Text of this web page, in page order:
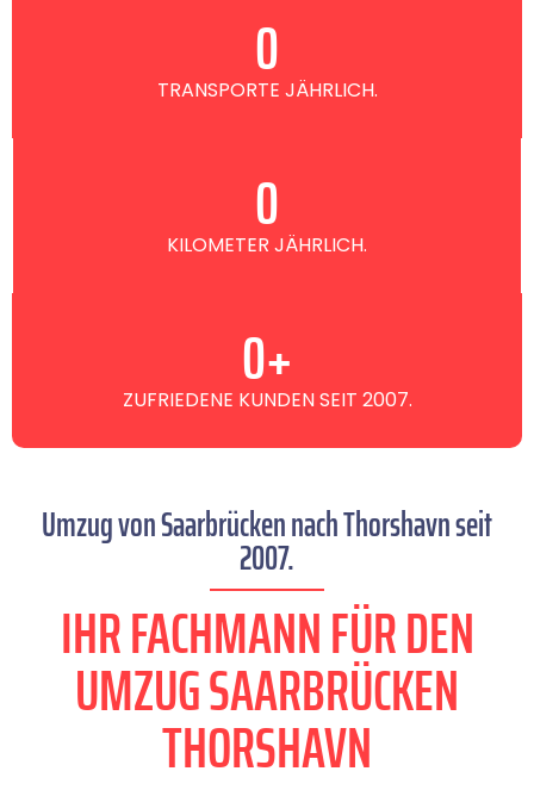
TRANSPORTE JÄHRLICH.
0
KILOMETER JÄHRLICH.
0
ZUFRIEDENE KUNDEN SEIT 2007.
0+
Umzug von Saarbrücken nach Thorshavn seit
2007.
IHR FACHMANN FÜR DEN
UMZUG SAARBRÜCKEN
THORSHAVN